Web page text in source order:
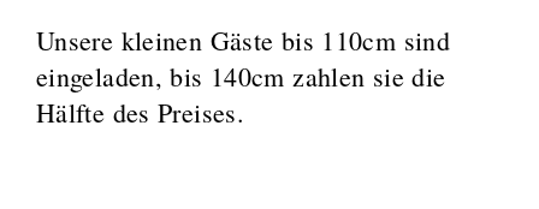
Unsere kleinen Gäste bis 110cm sind
eingeladen, bis 140cm zahlen sie die
Hälfte des Preises.